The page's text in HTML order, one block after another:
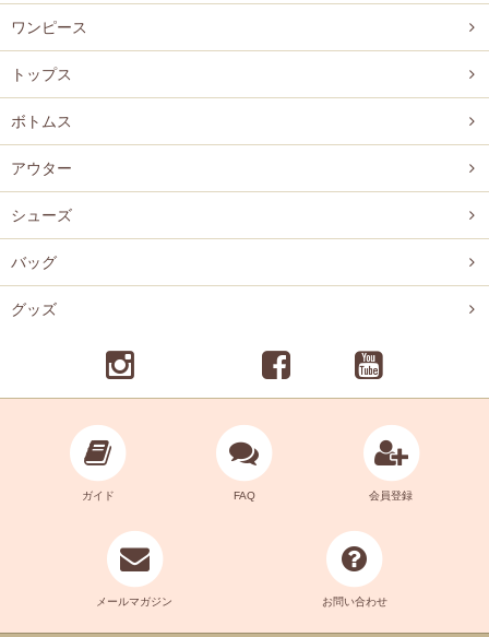
ワンピース
トップス
ボトムス
アウター
シューズ
バッグ
グッズ
ガイド FAQ 会員登録
メールマガジン お問い合わせ